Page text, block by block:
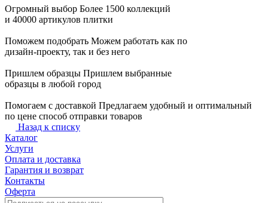
Огромный выбор Более 1500 коллекций
и 40000 артикулов плитки
Поможем подобрать Можем работать как по
дизайн-проекту, так и без него
Пришлем образцы Пришлем выбранные
образцы в любой город
Помогаем с доставкой Предлагаем удобный и оптимальный
по цене способ отправки товаров
Назад к списку
Каталог
Услуги
Оплата и доставка
Гарантия и возврат
Контакты
Оферта